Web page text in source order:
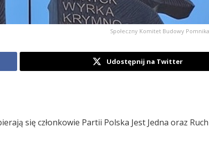
Społeczny Komitet Budowy
Udostępnij na Twitter
się członkowie Partii Polska Jest Jedna oraz